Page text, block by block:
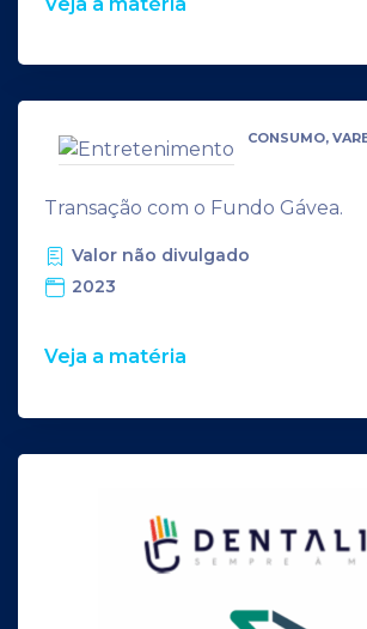
CONSUMO,
Transação com o Fundo Gávea.
Valor não divulgado
2023
Veja a matéria